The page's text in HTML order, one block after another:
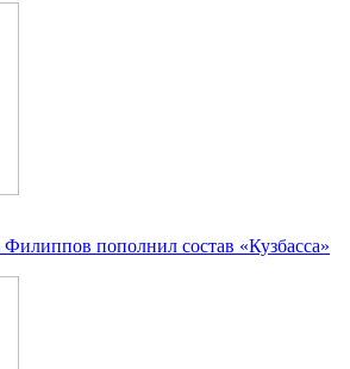
пополнил состав «Кузбасса»